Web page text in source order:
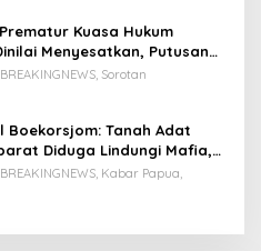
Kuasa Hukum
Menyesatkan, Putusan
Belum Dipublikasikan
Sorotan
Boekorsjom: Tanah Adat
Diduga Lindungi Mafia,
Prioritas ATR/BPN
Kabar Papua,